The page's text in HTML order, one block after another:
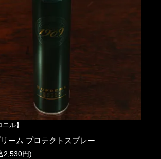
ル】
ーム プロテクトスプレー
2,530円)